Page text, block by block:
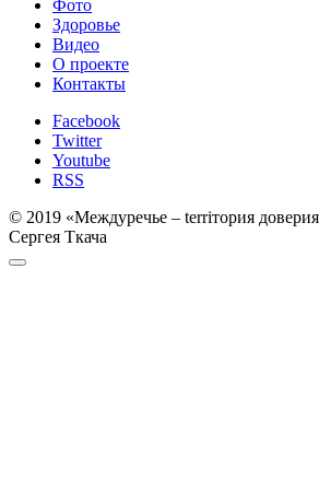
Фото
Здоровье
Видео
О проекте
Контакты
Facebook
Twitter
Youtube
RSS
© 2019 «Междуречье – terriтория
Сергея Ткача
Прокрутка